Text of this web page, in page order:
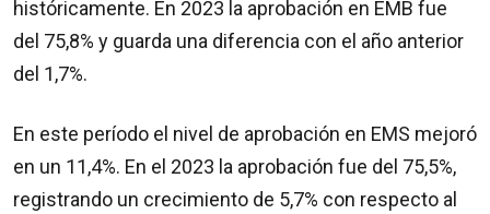
históricamente. En 2023 la aprobación en EMB fue
del 75,8% y guarda una diferencia con el año anterior
del 1,7%.
En este período el nivel de aprobación en EMS mejoró
en un 11,4%. En el 2023 la aprobación fue del 75,5%,
registrando un crecimiento de 5,7% con respecto al